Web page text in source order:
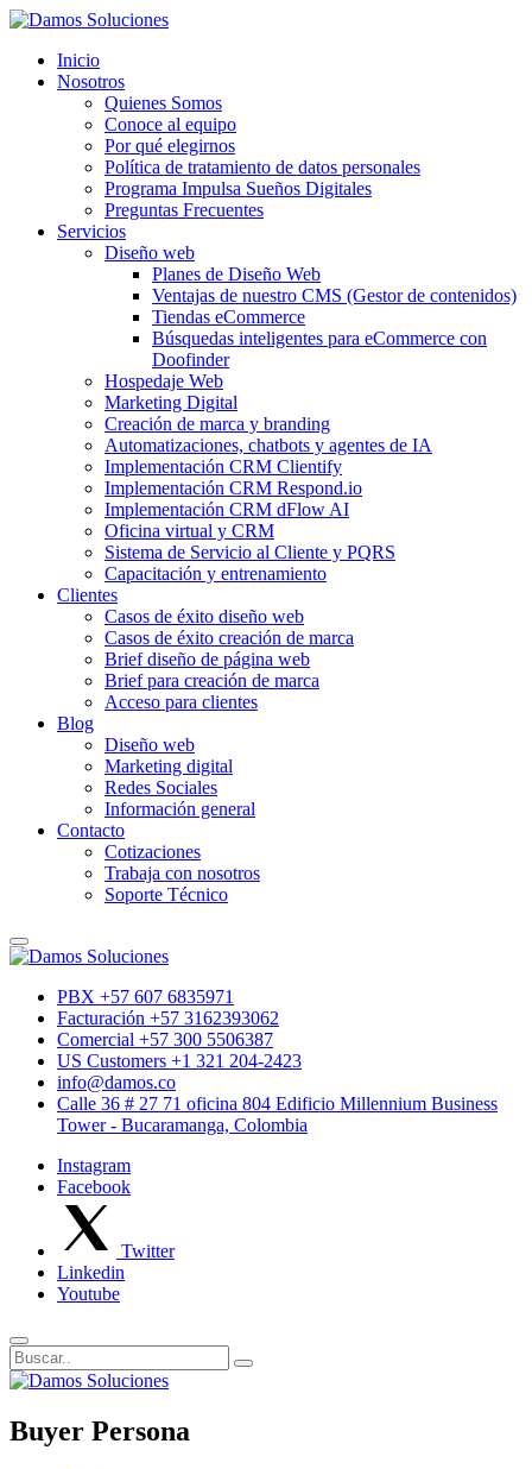
Inicio
Nosotros
Quienes Somos
Conoce al equipo
Por qué elegirnos
Política de tratamiento de datos personales
Programa Impulsa Sueños Digitales
Preguntas Frecuentes
Servicios
Diseño web
Planes de Diseño Web
Ventajas de nuestro CMS (Gestor de contenidos)
Tiendas eCommerce
Búsquedas inteligentes para eCommerce con
Doofinder
Hospedaje Web
Marketing Digital
Creación de marca y branding
Automatizaciones, chatbots y agentes de IA
Implementación CRM Clientify
Implementación CRM Respond.io
Implementación CRM dFlow AI
Oficina virtual y CRM
Sistema de Servicio al Cliente y PQRS
Capacitación y entrenamiento
Clientes
Casos de éxito diseño web
Casos de éxito creación de marca
Brief diseño de página web
Brief para creación de marca
Acceso para clientes
Blog
Diseño web
Marketing digital
Redes Sociales
Información general
Contacto
Cotizaciones
Trabaja con nosotros
Soporte Técnico
PBX +57 607 6835971
Facturación +57 3162393062
Comercial +57 300 5506387
US Customers +1 321 204-2423
info@damos.co
Calle 36 # 27 71 oficina 804 Edificio Millennium Business
Tower - Bucaramanga, Colombia
Instagram
Facebook
Twitter
Linkedin
Youtube
Buyer Persona